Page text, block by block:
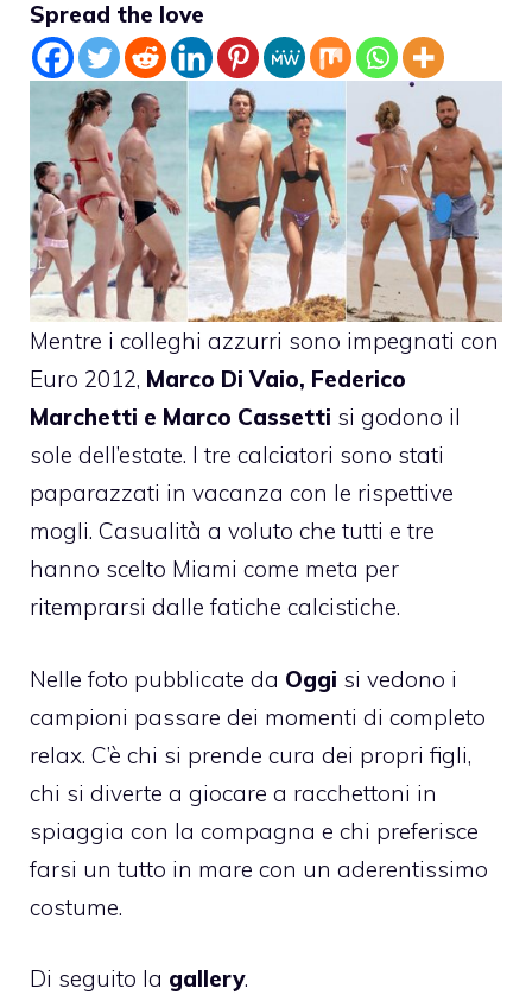
Spread the love
Mentre i colleghi azzurri sono impegnati con
Euro 2012, Marco Di Vaio, Federico
Marchetti e Marco Cassetti si godono il
sole dell’estate. I tre calciatori sono stati
paparazzati in vacanza con le rispettive
mogli. Casualità a voluto che tutti e tre
hanno scelto Miami come meta per
ritemprarsi dalle fatiche calcistiche.
Nelle foto pubblicate da Oggi si vedono i
campioni passare dei momenti di completo
relax. C’è chi si prende cura dei propri figli,
chi si diverte a giocare a racchettoni in
spiaggia con la compagna e chi preferisce
farsi un tutto in mare con un aderentissimo
costume.
Di seguito la gallery.